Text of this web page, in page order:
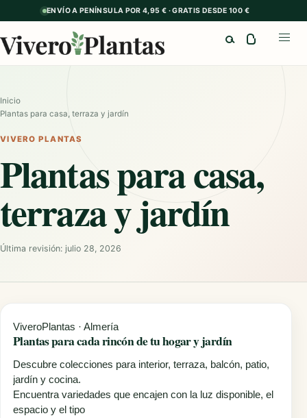
ENVÍO A PENÍNSULA POR 4,95 € · GRATIS DESDE 100 €
Inicio
Plantas para casa, terraza y jardín
VIVERO PLANTAS
Plantas para casa,
terraza y jardín
Última revisión: julio 28, 2026
ViveroPlantas · Almería
Plantas para cada rincón detu hogar y jardín
Descubre colecciones para interior, terraza, balcón, patio,
jardín y cocina.
Encuentra variedades que encajen con la luz disponible, el
espacio y el tipo